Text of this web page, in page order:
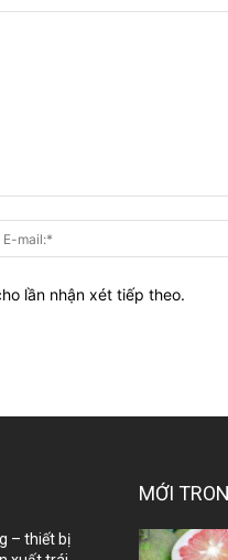
lần nhận xét tiếp theo.
– thiết bị
MỚI